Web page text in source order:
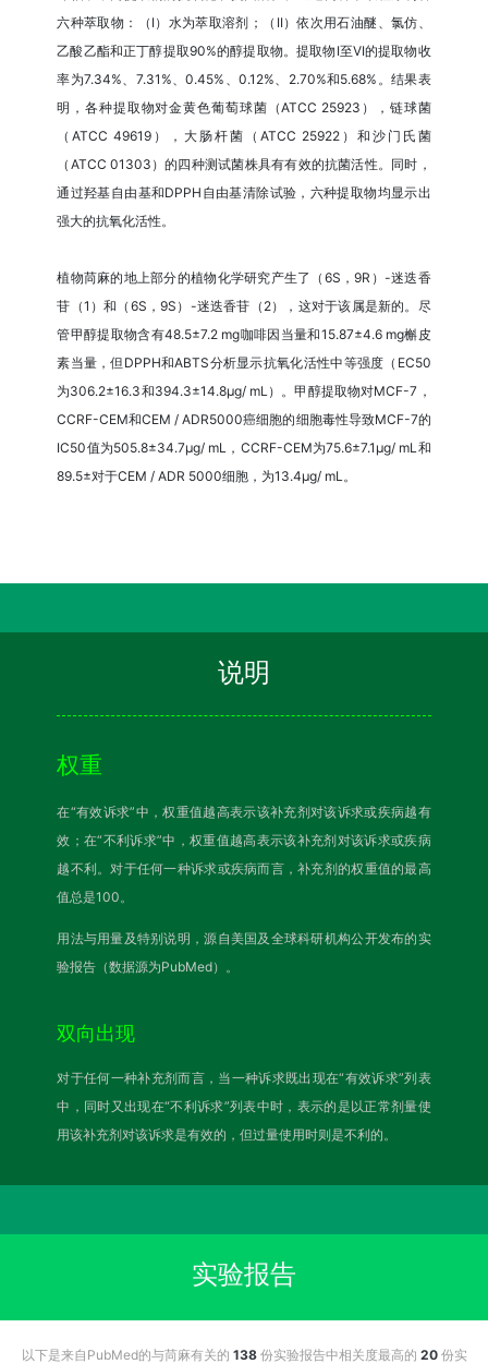
六种萃取物：（I）水为萃取溶剂；（II）依次用石油醚、氯仿、
乙酸乙酯和正丁醇提取90%的醇提取物。提取物I至VI的提取物收
率为7.34%、7.31%、0.45%、0.12%、2.70%和5.68%。结果表
明，各种提取物对金黄色葡萄球菌（ATCC 25923），链球菌
（ATCC 49619），大肠杆菌（ATCC 25922）和沙门氏菌
（ATCC 01303）的四种测试菌株具有有效的抗菌活性。同时，
通过羟基自由基和DPPH自由基清除试验，六种提取物均显示出
强大的抗氧化活性。
植物苘麻的地上部分的植物化学研究产生了（6S，9R）-迷迭香
苷（1）和（6S，9S）-迷迭香苷（2），这对于该属是新的。尽
管甲醇提取物含有48.5±7.2 mg咖啡因当量和15.87±4.6 mg槲皮
素当量，但DPPH和ABTS分析显示抗氧化活性中等强度（EC50
为306.2±16.3和394.3±14.8μg/ mL）。甲醇提取物对MCF-7，
CCRF-CEM和CEM / ADR5000癌细胞的细胞毒性导致MCF-7的
IC50值为505.8±34.7μg/ mL，CCRF-CEM为75.6±7.1μg/ mL和
89.5±对于CEM / ADR 5000细胞，为13.4μg/ mL。
说明
权重
在“有效诉求”中，权重值越高表示该补充剂对该诉求或疾病越有
效；在“不利诉求”中，权重值越高表示该补充剂对该诉求或疾病
越不利。对于任何一种诉求或疾病而言，补充剂的权重值的最高
值总是100。
用法与用量及特别说明，源自美国及全球科研机构公开发布的实
验报告（数据源为PubMed）。
双向出现
对于任何一种补充剂而言，当一种诉求既出现在“有效诉求”列表
中，同时又出现在“不利诉求”列表中时，表示的是以正常剂量使
用该补充剂对该诉求是有效的，但过量使用时则是不利的。
实验报告
以下是来自PubMed的与苘麻有关的 138份实验报告中相关度最高的 20份实